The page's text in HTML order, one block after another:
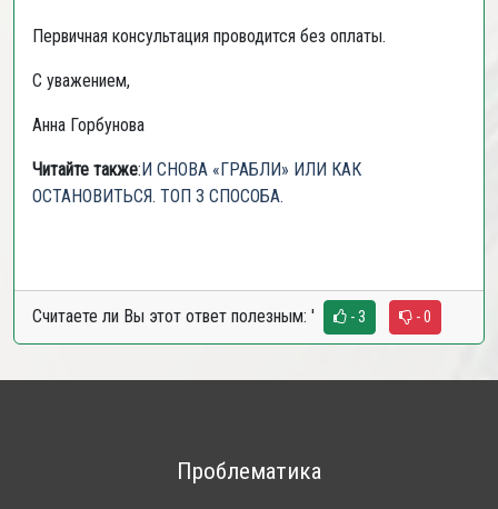
Первичная консультация проводится без оплаты.
С уважением,
Анна Горбунова
Читайте также:И СНОВА «ГРАБЛИ» ИЛИ КАК
ОСТАНОВИТЬСЯ. ТОП 3 СПОСОБА.
Считаете ли Вы этот ответ полезным: ' - 3 - 0
Проблематика